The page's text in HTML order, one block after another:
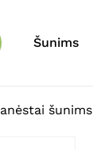
Šunims
šunims